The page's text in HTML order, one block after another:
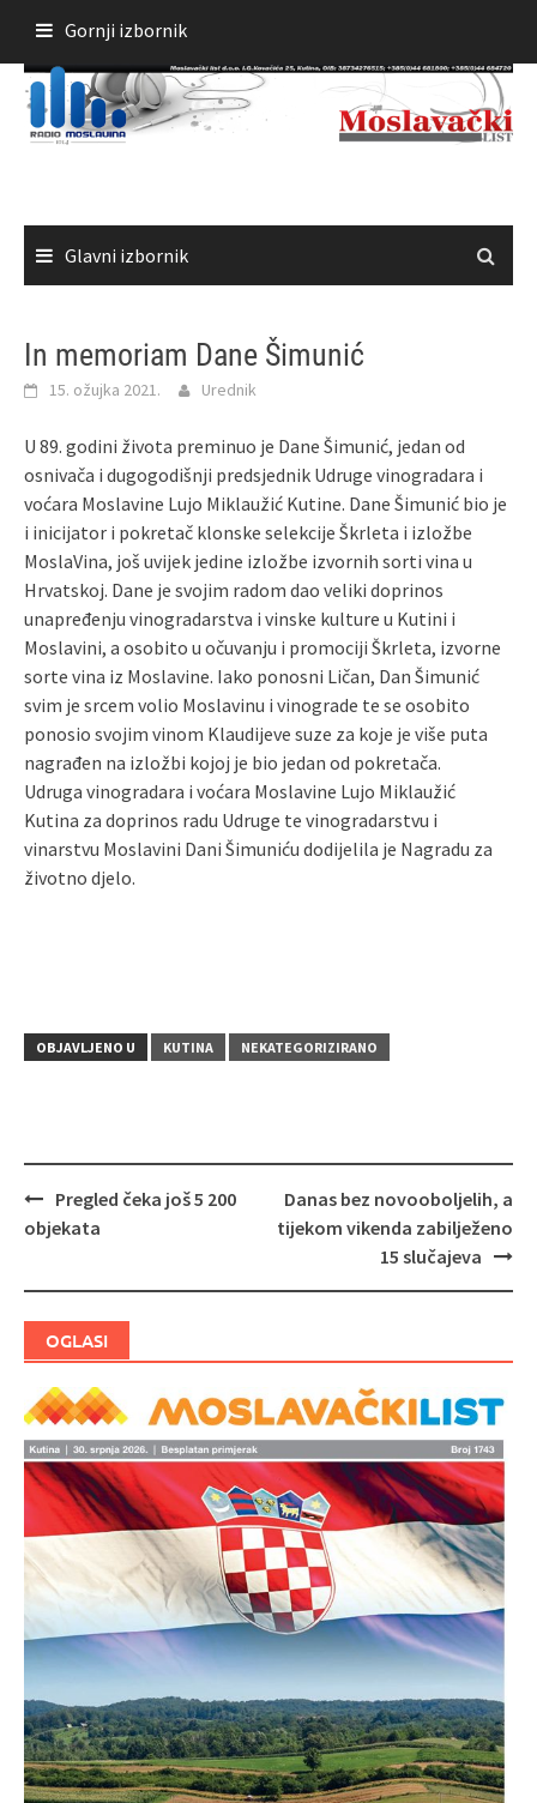
sadržaja
Gornji izbornik
Glavni izbornik
In memoriam Dane Šimunić
15. ožujka 2021. Urednik
U 89. godini života preminuo je Dane Šimunić, jedan od
osnivača i dugogodišnji predsjednik Udruge vinogradara i
voćara Moslavine Lujo Miklaužić Kutine. Dane Šimunić bio je
i inicijator i pokretač klonske selekcije Škrleta i izložbe
MoslaVina, još uvijek jedine izložbe izvornih sorti vina u
Hrvatskoj. Dane je svojim radom dao veliki doprinos
unapređenju vinogradarstva i vinske kulture u Kutini i
Moslavini, a osobito u očuvanju i promociji Škrleta, izvorne
sorte vina iz Moslavine. Iako ponosni Ličan, Dan Šimunić
svim je srcem volio Moslavinu i vinograde te se osobito
ponosio svojim vinom Klaudijeve suze za koje je više puta
nagrađen na izložbi kojoj je bio jedan od pokretača.
Udruga vinogradara i voćara Moslavine Lujo Miklaužić
Kutina za doprinos radu Udruge te vinogradarstvu i
vinarstvu Moslavini Dani Šimuniću dodijelila je Nagradu za
životno djelo.
OBJAVLJENO U KUTINA NEKATEGORIZIRANO
Navigacija
objava
Pregled čeka još 5 200
objekata
Danas bez novooboljelih, a
tijekom vikenda zabilježeno
15 slučajeva
OGLASI